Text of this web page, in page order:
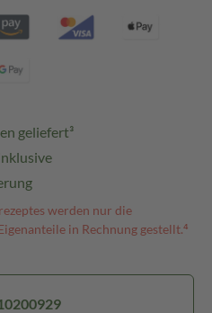
geliefert³
werden nur die
in Rechnung gestellt.⁴